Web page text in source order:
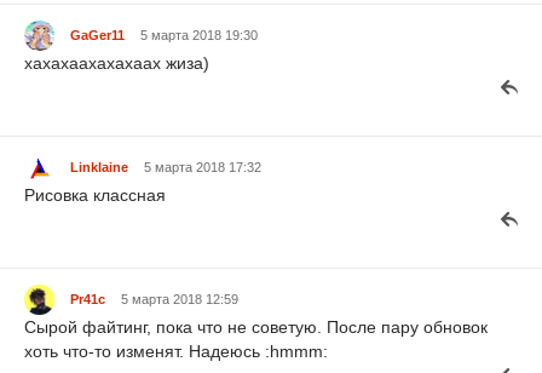
GaGer11 5 марта 2018 19:30
хахахаахахахаах жиза)
Linklaine 5 марта 2018 17:32
Рисовка классная
Pr41c 5 марта 2018 12:59
Сырой файтинг, пока что не советую. После пару обновок
хоть что-то изменят. Надеюсь :hmmm: